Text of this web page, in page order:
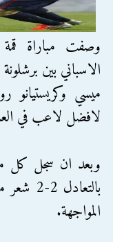
وصفت مباراة
الاسباني بين
ميسي وكريستيانو
لافضل لاعب في
وبعد ان سجل كل
المواجهة.